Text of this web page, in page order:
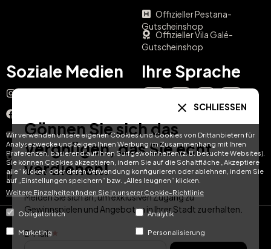
Wir verwenden unsere eigenen Cookies und Cookies von Drittanbietern für
Analysezwecke und zeigen Ihnen Werbung im Zusammenhang mit Ihren
Präferenzen, basierend auf Ihren Surfgewohnheiten (z. B. besuchte Websites).
Sie können Cookies akzeptieren, indem Sie auf die Schaltfläche „Akzeptiere
alle“ klicken, oder deren Verwendung konfigurieren oder ablehnen, indem Sie
auf „Einstellungen speichern“ bzw. „Alles leugnen“ klicken.
Weitere Einzelheiten finden Sie in unserer Cookie-Richtlinie
Obligatorisch Analytik
Marketing Personalisierung
Offizieller Pestana-
Gutscheinshop
Offizieller Vila Galé-
Gutscheinshop
Soziale Medien
YouTube
TikTok
LinkedIn
Ihre Sprache
DE FR
© Hotel Treats 2026
SCHLIESSEN
Gönnen Sie sich das
Vergnügen, das Sie echt
verdienen!
Melden Sie sich an, um exklusiven Zugang zu
Gewinnspielen und Angeboten in Ihrer Stadt zu erhalten.
E-Mail